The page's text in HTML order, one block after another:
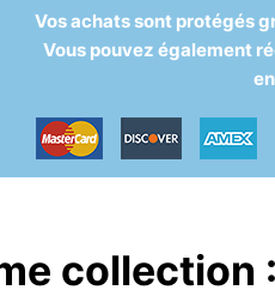
Vos achats sont protégés
Vous pouvez également
collection :